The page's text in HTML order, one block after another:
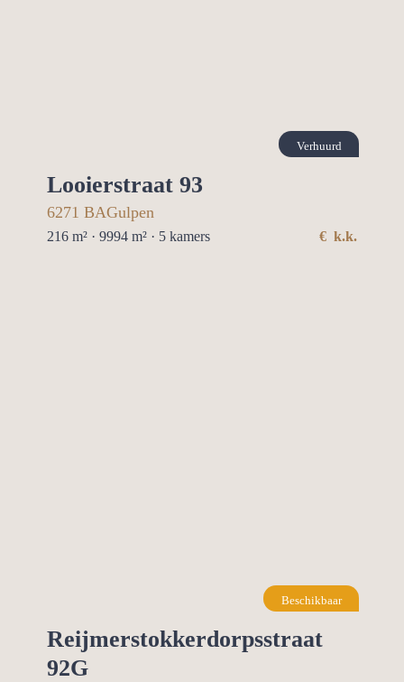
Looierstraat 93
6271 BAGulpen
216 m² · 9994 m² · 5 kamers € k.k.
Verhuurd
Reijmerstokkerdorpsstraat
92G
Beschikbaar